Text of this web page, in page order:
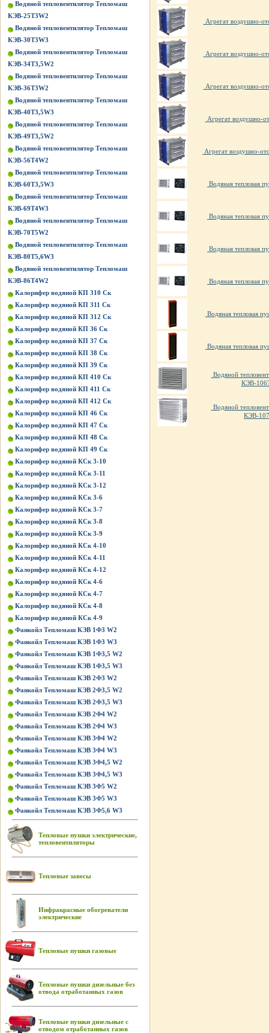
Водяной тепловентилятор Тепломаш
КЭВ-25Т3W2
Водяной тепловентилятор Тепломаш
КЭВ-30Т3W3
Водяной тепловентилятор Тепломаш
КЭВ-34Т3,5W2
Водяной тепловентилятор Тепломаш
КЭВ-36Т3W2
Водяной тепловентилятор Тепломаш
КЭВ-40Т3,5W3
Водяной тепловентилятор Тепломаш
КЭВ-49Т3,5W2
Водяной тепловентилятор Тепломаш
КЭВ-56Т4W2
Водяной тепловентилятор Тепломаш
КЭВ-60Т3,5W3
Водяной тепловентилятор Тепломаш
КЭВ-69Т4W3
Водяной тепловентилятор Тепломаш
КЭВ-70Т5W2
Водяной тепловентилятор Тепломаш
КЭВ-80Т5,6W3
Водяной тепловентилятор Тепломаш
КЭВ-86Т4W2
Калорифер водяной КП 310 Ск
Калорифер водяной КП 311 Ск
Калорифер водяной КП 312 Ск
Калорифер водяной КП 36 Ск
Калорифер водяной КП 37 Ск
Калорифер водяной КП 38 Ск
Калорифер водяной КП 39 Ск
Калорифер водяной КП 410 Ск
Калорифер водяной КП 411 Ск
Калорифер водяной КП 412 Ск
Калорифер водяной КП 46 Ск
Калорифер водяной КП 47 Ск
Калорифер водяной КП 48 Ск
Калорифер водяной КП 49 Ск
Калорифер водяной КСк 3-10
Калорифер водяной КСк 3-11
Калорифер водяной КСк 3-12
Калорифер водяной КСк 3-6
Калорифер водяной КСк 3-7
Калорифер водяной КСк 3-8
Калорифер водяной КСк 3-9
Калорифер водяной КСк 4-10
Калорифер водяной КСк 4-11
Калорифер водяной КСк 4-12
Калорифер водяной КСк 4-6
Калорифер водяной КСк 4-7
Калорифер водяной КСк 4-8
Калорифер водяной КСк 4-9
Фанкойл Тепломаш КЭВ 1Ф3 W2
Фанкойл Тепломаш КЭВ 1Ф3 W3
Фанкойл Тепломаш КЭВ 1Ф3,5 W2
Фанкойл Тепломаш КЭВ 1Ф3,5 W3
Фанкойл Тепломаш КЭВ 2Ф3 W2
Фанкойл Тепломаш КЭВ 2Ф3,5 W2
Фанкойл Тепломаш КЭВ 2Ф3,5 W3
Фанкойл Тепломаш КЭВ 2Ф4 W2
Фанкойл Тепломаш КЭВ 2Ф4 W3
Фанкойл Тепломаш КЭВ 3Ф4 W2
Фанкойл Тепломаш КЭВ 3Ф4 W3
Фанкойл Тепломаш КЭВ 3Ф4,5 W2
Фанкойл Тепломаш КЭВ 3Ф4,5 W3
Фанкойл Тепломаш КЭВ 3Ф5 W2
Фанкойл Тепломаш КЭВ 3Ф5 W3
Фанкойл Тепломаш КЭВ 3Ф5,6 W3
Тепловые пушки электрические,
тепловентиляторы
Тепловые завесы
Инфракрасные обогреватели
электрические
Тепловые пушки газовые
Тепловые пушки дизельные без
отвода отработанных газов
Тепловые пушки дизельные с
отводом отработанных газов
Агрегат воздушно-
Агрегат воздушно-
Агрегат воздушно-
Агрегат воздушно-
Агрегат воздушно-
Водяная тепловая
Водяная тепловая
Водяная тепловая
Водяная тепловая
Водяная тепловая
Водяная тепловая
Водяной
КЭВ-
Водяной
КЭВ-